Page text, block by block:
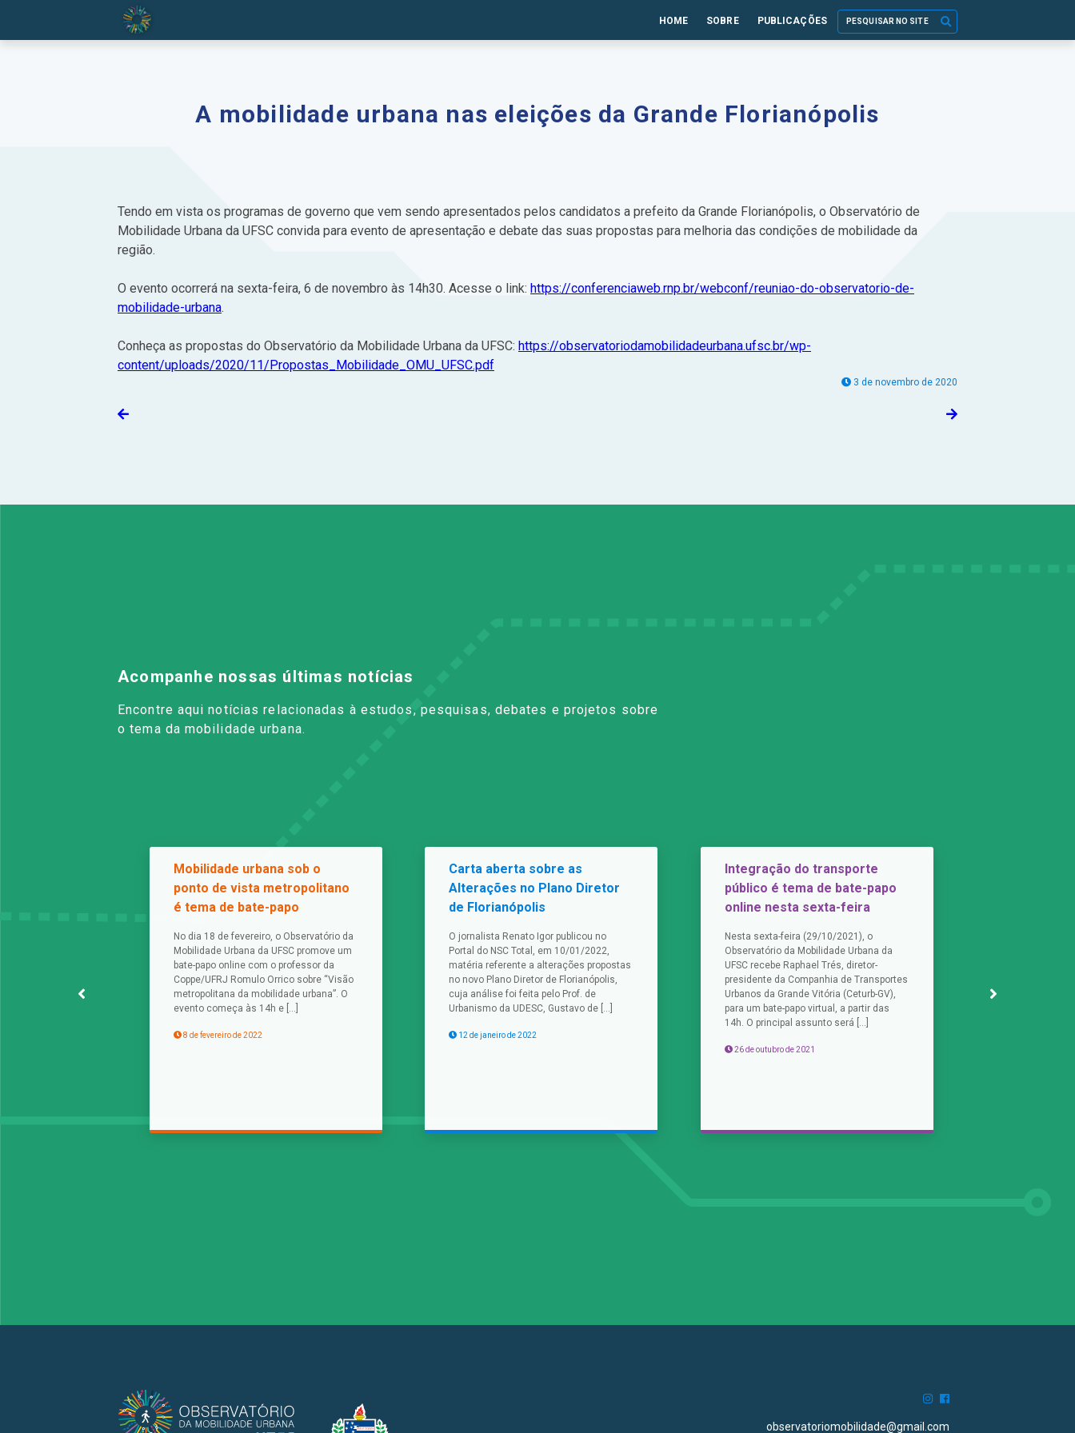
HOME SOBRE PUBLICAÇÕES
A mobilidade urbana nas eleições da Grande Florianópolis
Tendo em vista os programas de governo que vem sendo apresentados pelos candidatos a prefeito da Grande Florianópolis, o Observatório de
Mobilidade Urbana da UFSC convida para evento de apresentação e debate das suas propostas para melhoria das condições de mobilidade da
região.
O evento ocorrerá na sexta-feira, 6 de novembro às 14h30. Acesse o link: https://conferenciaweb.rnp.br/webconf/reuniao-do-observatorio-de-
mobilidade-urbana.
Conheça as propostas do Observatório da Mobilidade Urbana da UFSC: https://observatoriodamobilidadeurbana.ufsc.br/wp-
content/uploads/2020/11/Propostas_Mobilidade_OMU_UFSC.pdf
3 de novembro de 2020
Acompanhe nossas últimas notícias
Encontre aqui notícias relacionadas à estudos, pesquisas, debates e projetos sobre
o tema da mobilidade urbana.
Mobilidade urbana sob o
ponto de vista metropolitano
é tema de bate-papo
No dia 18 de fevereiro, o Observatório da
Mobilidade Urbana da UFSC promove um
bate-papo online com o professor da
Coppe/UFRJ Romulo Orrico sobre “Visão
metropolitana da mobilidade urbana”. O
evento começa às 14h e […]
8 de fevereiro de 2022
Carta aberta sobre as
Alterações no Plano Diretor
de Florianópolis
O jornalista Renato Igor publicou no
Portal do NSC Total, em 10/01/2022,
matéria referente a alterações propostas
no novo Plano Diretor de Florianópolis,
cuja análise foi feita pelo Prof. de
Urbanismo da UDESC, Gustavo de […]
12 de janeiro de 2022
Integração do transporte
público é tema de bate-papo
online nesta sexta-feira
Nesta sexta-feira (29/10/2021), o
Observatório da Mobilidade Urbana da
UFSC recebe Raphael Trés, diretor-
presidente da Companhia de Transportes
Urbanos da Grande Vitória (Ceturb-GV),
para um bate-papo virtual, a partir das
14h. O principal assunto será […]
26 de outubro de 2021
observatoriomobilidade@gmail.com